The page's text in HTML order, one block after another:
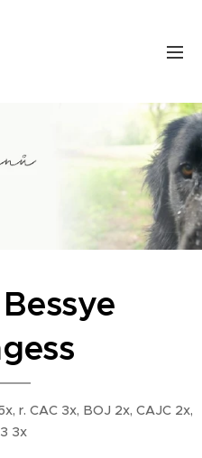
r. CAC 3x, BOJ 2x, CAJC 2x,
3x